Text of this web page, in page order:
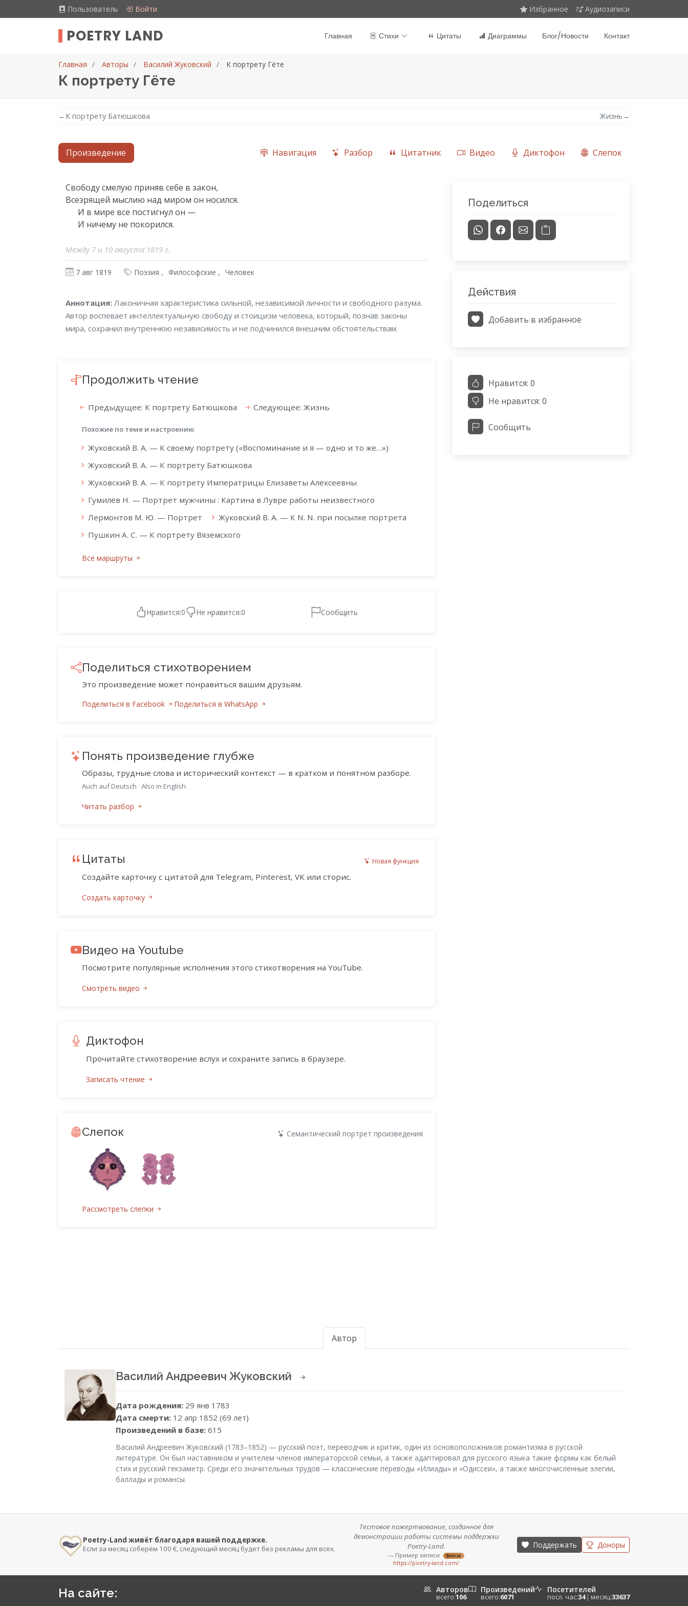
Пользователь Войти Избранное Аудиозаписи
POETRY LAND Главная Стихи Цитаты Диаграммы Блог/Новости Контакт
Главная Авторы Василий Жуковский К портрету Гёте
К портрету Гёте
← К портрету Батюшкова Жизнь →
Произведение Навигация Разбор Цитатник Видео Диктофон Слепок
Текст произведения
Свободу смелую приняв себе в закон,
Всезрящей мыслию над миром он носился.
      И ничему не покорился.
Между 7 и 10 августа 1819 г.
7 авг 1819 Поэзия Философские Человек
Аннотация
Аннотация: Лаконичная характеристика сильной, независимой личности и свободного разума.
Автор воспевает интеллектуальную свободу и стоицизм человека, который, познав законы
мира, сохранил внутреннюю независимость и не подчинился внешним обстоятельствам.
Продолжить чтение
Предыдущее: К портрету Батюшкова Следующее: Жизнь
Похожие по теме и настроению
Жуковский В. А. — К своему портрету («Воспоминание и я — одно и то же…»)
Жуковский В. А. — К портрету Батюшкова
Жуковский В. А. — К портрету Императрицы Елизаветы Алексеевны
Гумилёв Н. — Портрет мужчины : Картина в Лувре работы неизвестного
Лермонтов М. Ю. — Портрет
Жуковский В. А. — К N. N. при посылке портрета
Пушкин А. С. — К портрету Вяземского
Все маршруты
Нравится:0 Не нравится:0 Сообщить
Поделиться стихотворением
Это произведение может понравиться вашим друзьям.
Поделиться в Facebook Поделиться в WhatsApp
Понять произведение глубже
Образы, трудные слова и исторический контекст — в кратком и понятном разборе.
Auch auf Deutsch · Also in English
Читать разбор
Цитаты Новая функция
Создайте карточку с цитатой для Telegram, Pinterest, VK или сторис.
Создать карточку
Видео на Youtube
Посмотрите популярные исполнения этого стихотворения на YouTube.
Смотреть видео
Диктофон
Прочитайте стихотворение вслух и сохраните запись в браузере.
Записать чтение
Слепок Семантический портрет произведения
Рассмотреть слепки
Поделиться
Действия
Добавить в избранное
Нравится: 0
Не нравится: 0
Сообщить
Автор
Василий Андреевич Жуковский
Дата рождения: 29 янв 1783
Дата смерти: 12 апр 1852 (69 лет)
Произведений в базе: 615
Василий Андреевич Жуковский (1783–1852) — русский поэт, переводчик и критик, один из основоположников романтизма в русской
литературе. Он был наставником и учителем членов императорской семьи, а также адаптировал для русского языка такие формы как белый
стих и русский гекзаметр. Среди его значительных трудов — классические переводы «Илиады» и «Одиссеи», а также многочисленные элегии,
баллады и романсы.
Poetry-Land живёт благодаря вашей поддержке.
Если за месяц соберём 100 €, следующий месяц будет без рекламы для всех.
Тестовое пожертвование, созданное для
демонстрации работы системы поддержки
Poetry-Land.
— Пример записи bronze
https://poetry-land.com/
Поддержать Доноры
На сайте: Авторов
всего:106
Произведений
всего:6071
Посетителей
посл. час:34 | месяц:33637